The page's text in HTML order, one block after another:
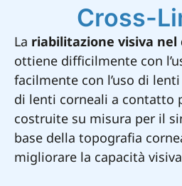
Cross-
La riabilitazione visiva nel
ottiene difficilmente con
facilmente con l’uso di
di lenti corneali a contatto
costruite su misura per il
base della topografia
migliorare la capacità